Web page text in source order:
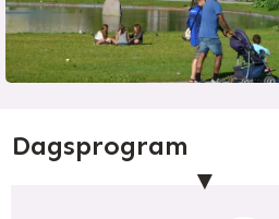
Dagsprogram